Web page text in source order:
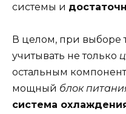
системы и
В целом, при выборе
учитывать не только
остальным
мощный блок
система